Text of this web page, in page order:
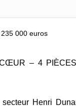
000 euros
– 4
Henri